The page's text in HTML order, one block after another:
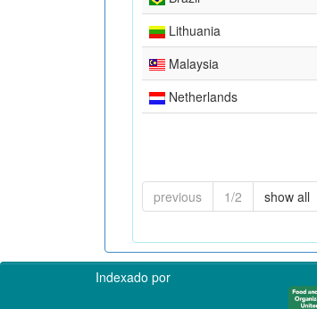
Lithuania
Malaysia
Netherlands
previous 1/2 show all
Indexado por